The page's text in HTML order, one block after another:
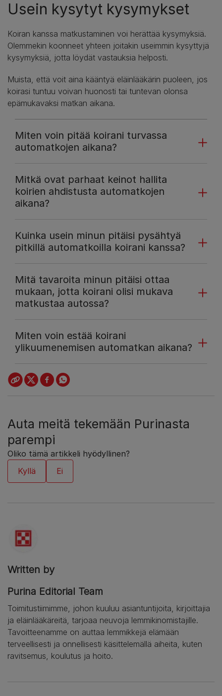
Usein kysytyt kysymykset
Koiran kanssa matkustaminen voi herättää kysymyksiä.
Olemmekin koonneet yhteen joitakin useimmin kysyttyjä
kysymyksiä, jotta löydät vastauksia helposti.
Muista, että voit aina kääntyä eläinlääkärin puoleen, jos
koirasi tuntuu voivan huonosti tai tuntevan olonsa
epämukavaksi matkan aikana.
Miten voin pitää koirani turvassa
automatkojen aikana?
Mitkä ovat parhaat keinot hallita
koirien ahdistusta automatkojen
aikana?
Kuinka usein minun pitäisi pysähtyä
pitkillä automatkoilla koirani kanssa?
Mitä tavaroita minun pitäisi ottaa
mukaan, jotta koirani olisi mukava
matkustaa autossa?
Miten voin estää koirani
ylikuumenemisen automatkan aikana?
Auta meitä tekemään Purinasta
parempi
Oliko tämä artikkeli hyödyllinen?
Written by
Purina Editorial Team
Toimitustiimimme, johon kuuluu asiantuntijoita, kirjoittajia
ja eläinlääkäreitä, tarjoaa neuvoja lemmikinomistajille.
Tavoitteenamme on auttaa lemmikkejä elämään
terveellisesti ja onnellisesti käsittelemällä aiheita, kuten
ravitsemus, koulutus ja hoito.